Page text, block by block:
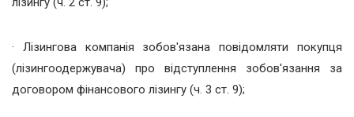
· Лізингова компанія зобов'язана повідомляти покупця
(лізингоодержувача) про відступлення зобов'язання за
договором фінансового лізингу (ч. 3 ст. 9);